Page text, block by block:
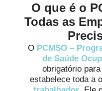
O que é o
Todas as
O PCMSO –
de Saúde
obrigatório
estabelece toda a